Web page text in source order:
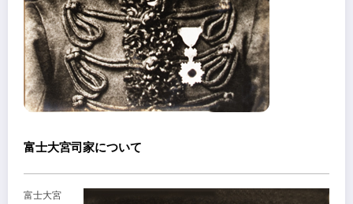
富士大宮司家について
富士大宮